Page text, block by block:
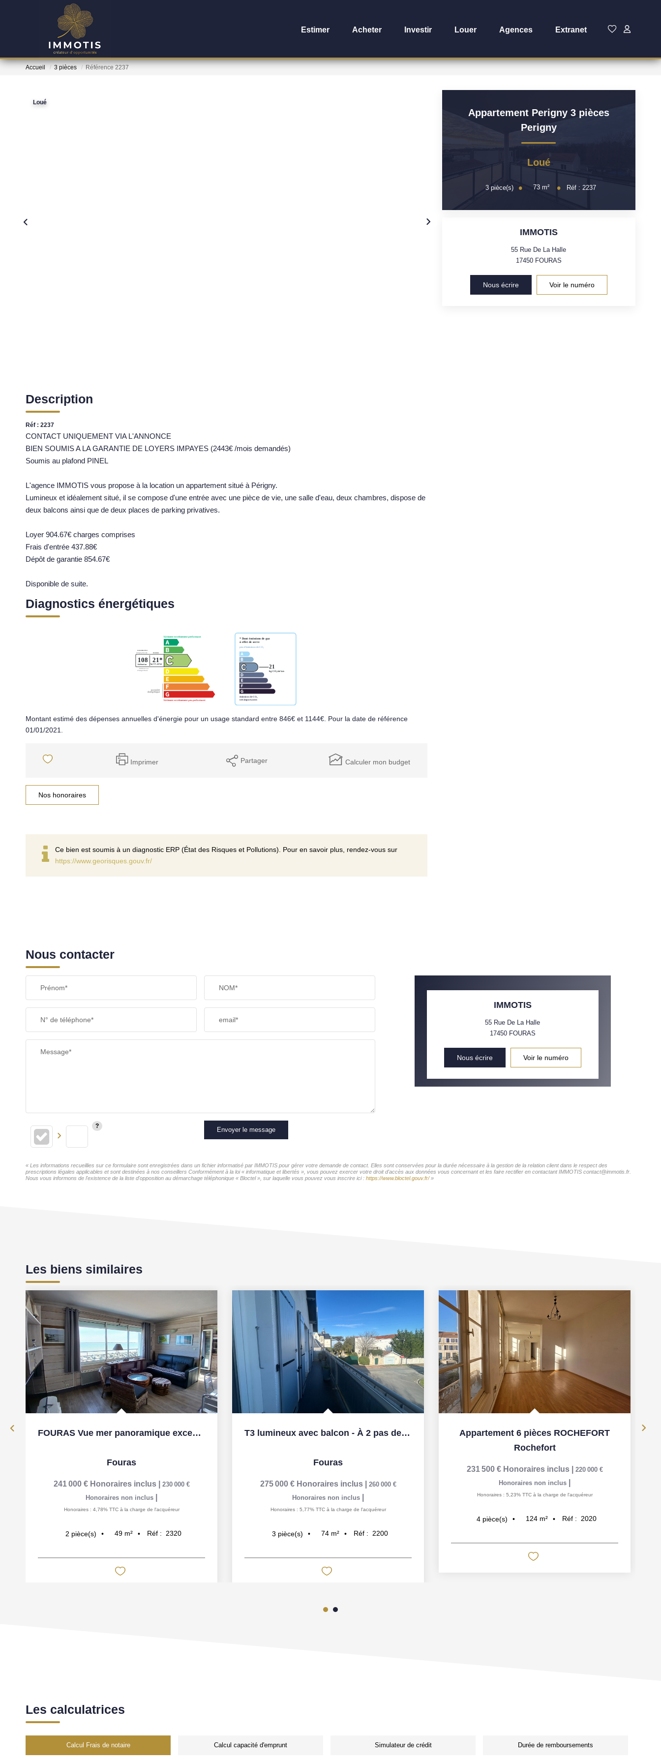
Estimer Acheter Investir Louer Agences Extranet
Accueil 3 pièces Référence 2237
Loué
Description
Réf : 2237
CONTACT UNIQUEMENT VIA L'ANNONCE
BIEN SOUMIS A LA GARANTIE DE LOYERS IMPAYES (2443€ /mois demandés)
Soumis au plafond PINEL
L'agence IMMOTIS vous propose à la location un appartement situé à Périgny.
Lumineux et idéalement situé, il se compose d'une entrée avec une pièce de vie, une salle d'eau, deux chambres, dispose de
deux balcons ainsi que de deux places de parking privatives.
Loyer 904.67€ charges comprises
Frais d'entrée 437.88€
Dépôt de garantie 854.67€
Disponible de suite.
Diagnostics énergétiques
Montant estimé des dépenses annuelles d'énergie pour un usage standard entre 846€ et 1144€. Pour la date de référence
01/01/2021.
Imprimer Partager Calculer mon budget
Nos honoraires
Ce bien est soumis à un diagnostic ERP (État des Risques et Pollutions). Pour en savoir plus, rendez-vous sur
https://www.georisques.gouv.fr/
Appartement Perigny 3 pièces
Perigny
Loué
3 pièce(s) 73 m² Réf : 2237
IMMOTIS
55 Rue De La Halle
17450 FOURAS
Nous écrire Voir le numéro
Nous contacter
Prénom* NOM*
N° de téléphone* email*
Message*
Envoyer le message
IMMOTIS
55 Rue De La Halle
17450 FOURAS
Nous écrire Voir le numéro
« Les informations recueillies sur ce formulaire sont enregistrées dans un fichier informatisé par IMMOTIS pour gérer votre demande de contact. Elles sont conservées pour la durée nécessaire à la gestion de la relation client dans le respect des
prescriptions légales applicables et sont destinées à nos conseillers Conformément à la loi « informatique et libertés », vous pouvez exercer votre droit d'accès aux données vous concernant et les faire rectifier en contactant IMMOTIS contact@immotis.fr.
Nous vous informons de l'existence de la liste d'opposition au démarchage téléphonique « Bloctel », sur laquelle vous pouvez vous inscrire ici : https://www.bloctel.gouv.fr/»
Les biens similaires
FOURAS Vue mer panoramique exceptionnelle !
Fouras
241 000 € Honoraires inclus
230 000 €
Honoraires non inclus
Honoraires : 4,78% TTC à la charge de l'acquéreur
2 pièce(s) 49 m² Réf : 2320
T3 lumineux avec balcon - À 2 pas de la plage - Petite...
Fouras
275 000 € Honoraires inclus
260 000 €
Honoraires non inclus
Honoraires : 5,77% TTC à la charge de l'acquéreur
3 pièce(s) 74 m² Réf : 2200
Appartement 6 pièces ROCHEFORT
Rochefort
231 500 € Honoraires inclus
220 000 €
Honoraires non inclus
Honoraires : 5,23% TTC à la charge de l'acquéreur
4 pièce(s) 124 m² Réf : 2020
Les calculatrices
Calcul Frais de notaire Calcul capacité d'emprunt Simulateur de crédit Durée de remboursements